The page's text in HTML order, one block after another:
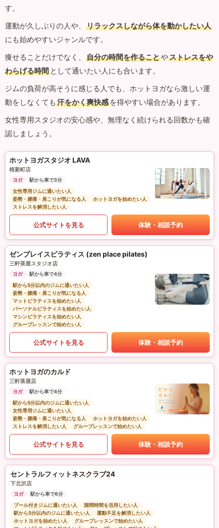
す。
運動が久しぶりの人や、
リラックスしながら体を動かしたい人
にも始めやすいジャンルです。
痩せることだけでなく、
自分の時間を作ることやストレスをや
わらげる時間 として通いたい人にも合います。
ジムの負荷が高そうに感じる人でも、ホットヨガなら激しい運
動をしなくても 汗をかく爽快感 を得やすい場合があります。
女性専用スタジオの安心感や、無理なく続けられる回数かも確
認しましょう。
ホットヨガスタジオ LAVA
桜新町店
ヨガ
駅から車で3分
女性専用ジムに通いたい人
姿勢・腰痛・肩こりが気になる人
ホットヨガを始めたい人
ストレスを解消したい人
公式サイトを見る 体験・相談予約
ゼンプレイスピラティス (zen place pilates)
三軒茶屋スタジオ店
ヨガ
駅から車で4分
駅から5分以内のジムに通いたい人
姿勢・腰痛・肩こりが気になる人
マットピラティスを始めたい人
パーソナルピラティスを始めたい人
マシンピラティスを始めたい人
グループレッスンで始めたい人
公式サイトを見る 体験・相談予約
ホットヨガのカルド
三軒茶屋店
ヨガ
駅から車で4分
駅から5分以内のジムに通いたい人
女性専用ジムに通いたい人
姿勢・腰痛・肩こりが気になる人
ホットヨガを始めたい人
ストレスを解消したい人
グループレッスンで始めたい人
公式サイトを見る 体験・相談予約
セントラルフィットネスクラブ24
下北沢店
ヨガ
駅から車で6分
プール付きジムに通いたい人
隙間時間を活用したい人
駅から5分以内のジムに通いたい人
運動不足を解消したい人
ホットヨガを始めたい人
グループレッスンで始めたい人